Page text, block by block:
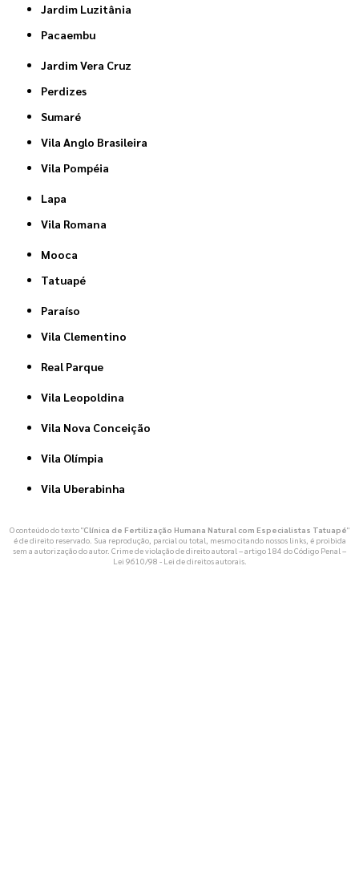
Jardim Luzitânia
Pacaembu
Jardim Vera Cruz
Perdizes
Sumaré
Vila Anglo Brasileira
Vila Pompéia
Lapa
Vila Romana
Mooca
Tatuapé
Paraíso
Vila Clementino
Real Parque
Vila Leopoldina
Vila Nova Conceição
Vila Olímpia
Vila Uberabinha
O conteúdo do texto "Clínica de Fertilização Humana Natural com Especialistas Tatuapé"
é de direito reservado. Sua reprodução, parcial ou total, mesmo citando nossos links, é proibida
sem a autorização do autor. Crime de violação de direito autoral – artigo 184 do Código Penal –
Lei 9610/98 - Lei de direitos autorais.